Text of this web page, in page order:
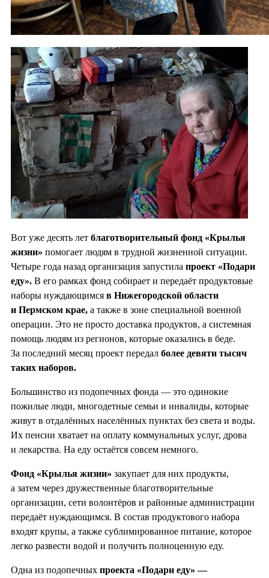
Вот уже десять лет благотворительный фонд «Крылья
жизни» помогает людям в трудной жизненной ситуации.
Четыре года назад организация запустила проект «Подари
еду». В его рамках фонд собирает и передаёт продуктовые
наборы нуждающимся в Нижегородской области
и Пермском крае, а также в зоне специальной военной
операции. Это не просто доставка продуктов, а системная
помощь людям из регионов, которые оказались в беде.
За последний месяц проект передал более девяти тысяч
таких наборов.
Большинство из подопечных фонда — это одинокие
пожилые люди, многодетные семьи и инвалиды, которые
живут в отдалённых населённых пунктах без света и воды.
Их пенсии хватает на оплату коммунальных услуг, дрова
и лекарства. На еду остаётся совсем немного.
Фонд «Крылья жизни» закупает для них продукты,
а затем через дружественные благотворительные
организации, сети волонтёров и районные администрации
передаёт нуждающимся. В состав продуктового набора
входят крупы, а также сублимированное питание, которое
легко развести водой и получить полноценную еду.
Одна из подопечных проекта «Подари еду» —